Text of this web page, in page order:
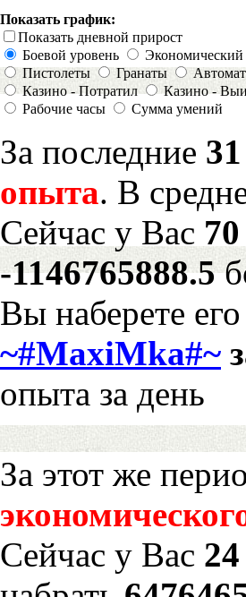
Показать график:
Показать дневной прирост
Боевой уровень
Экономический
Пистолеты
Гранаты
Казино - Потратил
Казино -
Рабочие часы
Сумма умений
За последние
опыта. В
Сейчас у Вас
-1146765888.5
Вы наберете его
~#MaxiMka#~
опыта за день
За этот же
Сейчас у Вас